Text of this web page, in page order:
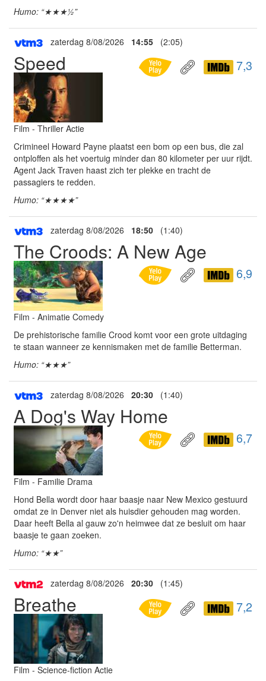
Humo: “★★★½”
zaterdag 8/08/2026 14:55 (2:05)
Speed 7,3
Film - Thriller Actie
Crimineel Howard Payne plaatst een bom op een bus, die zal
ontploffen als het voertuig minder dan 80 kilometer per uur rijdt.
Agent Jack Traven haast zich ter plekke en tracht de
passagiers te redden.
Humo: “★★★★”
zaterdag 8/08/2026 18:50 (1:40)
The Croods: A New Age
6,9
Film - Animatie Comedy
De prehistorische familie Crood komt voor een grote uitdaging
te staan wanneer ze kennismaken met de familie Betterman.
Humo: “★★★”
zaterdag 8/08/2026 20:30 (1:40)
A Dog's Way Home
6,7
Film - Familie Drama
Hond Bella wordt door haar baasje naar New Mexico gestuurd
omdat ze in Denver niet als huisdier gehouden mag worden.
Daar heeft Bella al gauw zo'n heimwee dat ze besluit om haar
baasje te gaan zoeken.
Humo: “★★”
zaterdag 8/08/2026 20:30 (1:45)
Breathe 7,2
Film - Science-fiction Actie